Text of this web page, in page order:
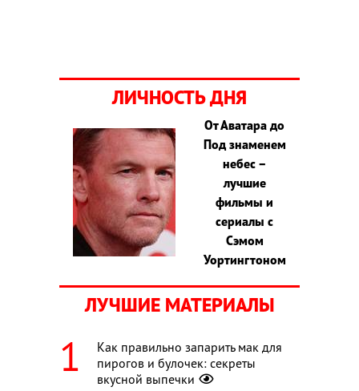
ЛИЧНОСТЬ ДНЯ
От Аватара до
Под знаменем
небес –
лучшие
фильмы и
сериалы с
Сэмом
Уортингтоном
ЛУЧШИЕ МАТЕРИАЛЫ
Как правильно запарить мак для
пирогов и булочек: секреты
вкусной выпечки